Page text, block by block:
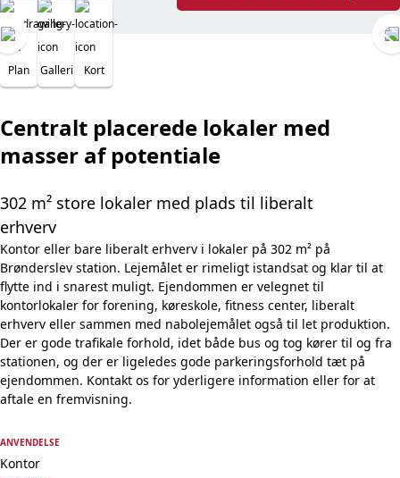
Plan Galleri Kort
Centralt placerede lokaler med
masser af potentiale
302 m² store lokaler med plads til liberalt
erhverv
Kontor eller bare liberalt erhverv i lokaler på 302 m² på
Brønderslev station. Lejemålet er rimeligt istandsat og klar til at
flytte ind i snarest muligt. Ejendommen er velegnet til
kontorlokaler for forening, køreskole, fitness center, liberalt
erhverv eller sammen med nabolejemålet også til let produktion.
Der er gode trafikale forhold, idet både bus og tog kører til og fra
stationen, og der er ligeledes gode parkeringsforhold tæt på
ejendommen. Kontakt os for yderligere information eller for at
aftale en fremvisning.
ANVENDELSE
Kontor